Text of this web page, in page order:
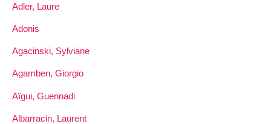
Adler, Laure
Adonis
Agacinski, Sylviane
Agamben, Giorgio
Aïgui, Guennadi
Albarracin, Laurent